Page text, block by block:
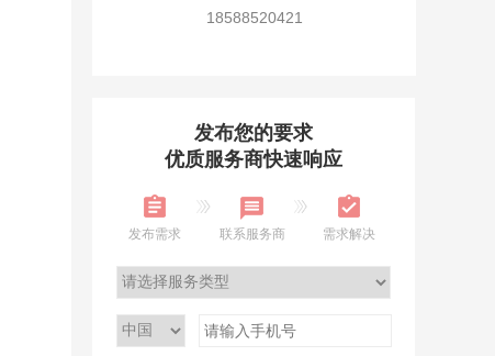
18588520421
发布您的要求
优质服务商快速响应
发布需求 联系服务商 需求解决